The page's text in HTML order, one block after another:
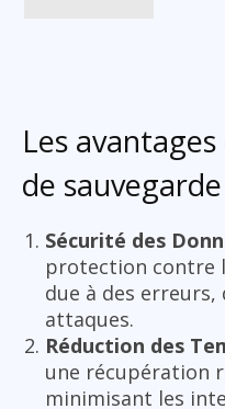
Les avantages
de
Sécurité des
protection contre
due à des erreurs,
attaques.
Réduction des
une récupération
minimisant les